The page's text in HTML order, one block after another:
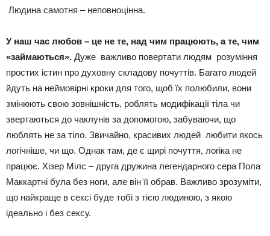
Людина самотня – неповноцінна.
У наш час любов – це не те, над чим працюють, а те, чим
«займаються». Дуже важливо повертати людям розуміння
простих істин про духовну складову почуттів. Багато людей
йдуть на неймовірні кроки для того, щоб їх полюбили, вони
змінюють свою зовнішність, роблять модифікації тіла чи
звертаються до чаклунів за допомогою, забуваючи, що
люблять не за тіло. Звичайно, красивих людей любити якось
логічніше, чи що. Однак там, де є щирі почуття, логіка не
працює. Хізер Мілс – друга дружина легендарного сера Пола
Маккартні була без ноги, але він її обрав. Важливо зрозуміти,
що найкраще в сексі буде тобі з тією людиною, з якою
ідеально і без сексу.